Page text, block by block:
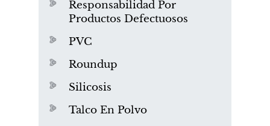
Responsabilidad Por
Productos Defectuosos
PVC
Roundup
Silicosis
Talco En Polvo